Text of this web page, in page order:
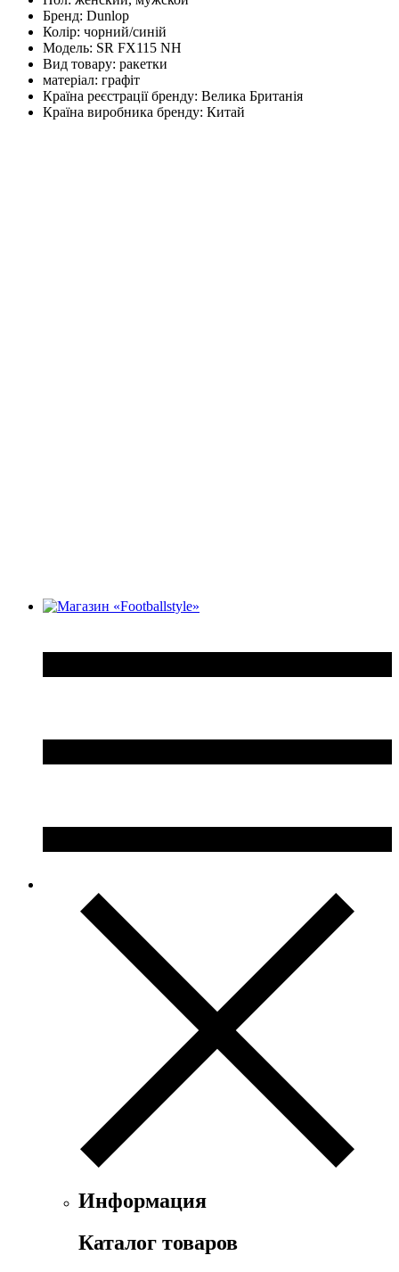
Бренд: Dunlop
Колір: чорний/синій
Модель: SR FX115 NH
Вид товару: ракетки
матеріал: графіт
Країна реєстрації бренду: Велика Британія
Країна виробника бренду: Китай
Информация
Каталог товаров